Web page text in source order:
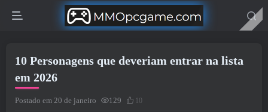
10 Personagens que deveriam entrar na lista
em 2026
Postado em 20 de janeiro 129 10